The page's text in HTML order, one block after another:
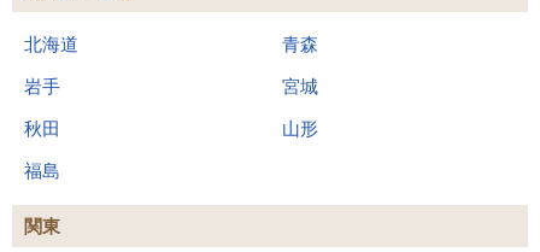
北海道 青森
岩手 宮城
秋田 山形
福島
関東